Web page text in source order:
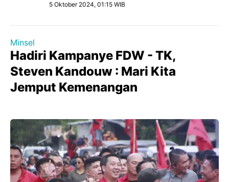
5 Oktober 2024, 01:15 WIB
Minsel
Hadiri Kampanye FDW - TK,
Steven Kandouw : Mari Kita
Jemput Kemenangan